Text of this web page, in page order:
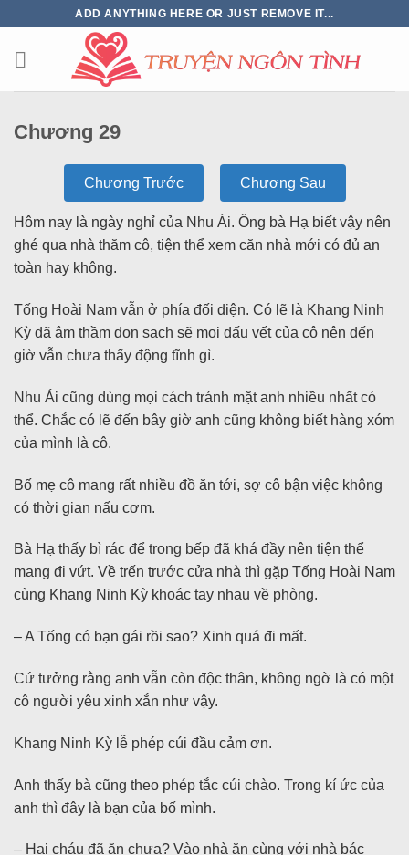
ADD ANYTHING HERE OR JUST REMOVE IT...
Chương 29
Chương Trước Chương Sau
Hôm nay là ngày nghỉ của Nhu Ái. Ông bà Hạ biết vậy nên
ghé qua nhà thăm cô, tiện thể xem căn nhà mới có đủ an
toàn hay không.
Tống Hoài Nam vẫn ở phía đối diện. Có lẽ là Khang Ninh
Kỳ đã âm thầm dọn sạch sẽ mọi dấu vết của cô nên đến
giờ vẫn chưa thấy động tĩnh gì.
Nhu Ái cũng dùng mọi cách tránh mặt anh nhiều nhất có
thể. Chắc có lẽ đến bây giờ anh cũng không biết hàng xóm
của mình là cô.
Bố mẹ cô mang rất nhiều đồ ăn tới, sợ cô bận việc không
có thời gian nấu cơm.
Bà Hạ thấy bì rác để trong bếp đã khá đầy nên tiện thể
mang đi vứt. Về trến trước cửa nhà thì gặp Tống Hoài Nam
cùng Khang Ninh Kỳ khoác tay nhau về phòng.
– A Tống có bạn gái rồi sao? Xinh quá đi mất.
Cứ tưởng rằng anh vẫn còn độc thân, không ngờ là có một
cô người yêu xinh xắn như vậy.
Khang Ninh Kỳ lễ phép cúi đầu cảm ơn.
Anh thấy bà cũng theo phép tắc cúi chào. Trong kí ức của
anh thì đây là bạn của bố mình.
– Hai cháu đã ăn chưa? Vào nhà ăn cùng với nhà bác